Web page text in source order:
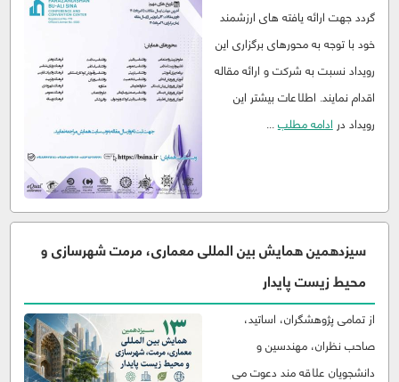
گردد جهت ارائه یافته های ارزشمند
خود با توجه به محورهای برگزاری این
رویداد نسبت به شرکت و ارائه مقاله
اقدام نمایند. اطلاعات بیشتر این
رویداد در ادامه مطلب...
سیزدهمین همایش بین المللی معماری، مرمت شهرسازی و
محیط زیست پایدار
از تمامی پژوهشگران، اساتید،
صاحب نظران، مهندسین و
دانشجویان علاقه مند دعوت می